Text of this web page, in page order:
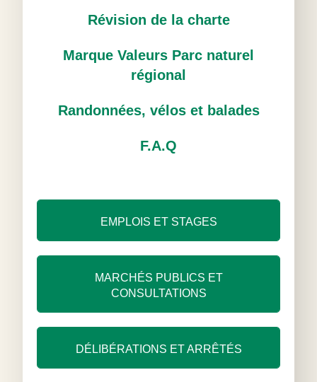
Révision de la charte
Marque Valeurs Parc naturel
régional
Randonnées, vélos et balades
F.A.Q
EMPLOIS ET STAGES
MARCHÉS PUBLICS ET
CONSULTATIONS
DÉLIBÉRATIONS ET ARRÊTÉS